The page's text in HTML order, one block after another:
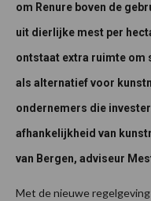
om Renure boven de
uit dierlijke mest per
ontstaat extra ruimte om
als alternatief voor
ondernemers die
afhankelijkheid van
van Bergen, adviseur
Met de nieuwe regelgeving